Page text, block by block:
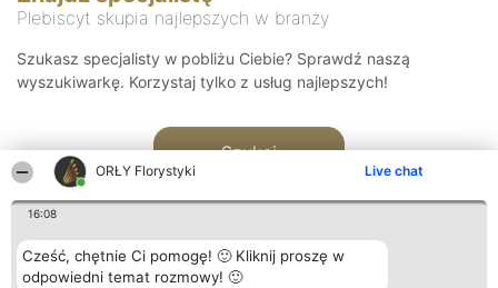
ORŁY Florystyki Live chat
16:08
Cześć, chętnie Ci pomogę! 🙂 Kliknij proszę w
odpowiedni temat rozmowy! 🙂
Plebiscyt skupia najlepszych w branży
Szukasz specjalisty w pobliżu Ciebie? Sprawdź naszą
wyszukiwarkę. Korzystaj tylko z usług najlepszych!
Szukaj